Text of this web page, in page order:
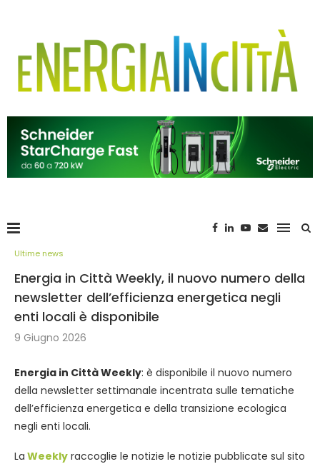
Ultime news
Energia in Città Weekly, il nuovo numero della
newsletter dell’efficienza energetica negli
enti locali è disponibile
9 Giugno 2026
Energia in Città Weekly: è disponibile il nuovo numero
della newsletter settimanale incentrata sulle tematiche
dell’efficienza energetica e della transizione ecologica
negli enti locali.
La Weekly raccoglie le notizie le notizie pubblicate sul sito